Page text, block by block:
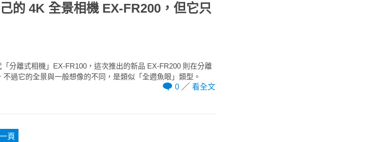
的 4K 全景相機 EX-FR200，但它只
分離式相機」EX-FR100，這次推出的新品 EX-FR200 則在分離
過它的全景與一般想像的不同，是類似「全週魚眼」類型。
0
看全文
頁